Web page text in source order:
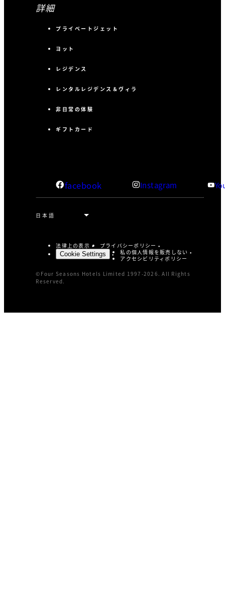
詳細
プライベートジェット
ヨット
レジデンス
レンタルレジデンス＆ヴィラ
非日常の体験
ギフトカード
facebook Instagram
法律上の表示
プライバシーポリシー
Cookie Settings
私の個人情報を販売しない
アクセシビリティポリシー
©Four Seasons Hotels Limited 1997-2026. All Rights
Reserved.